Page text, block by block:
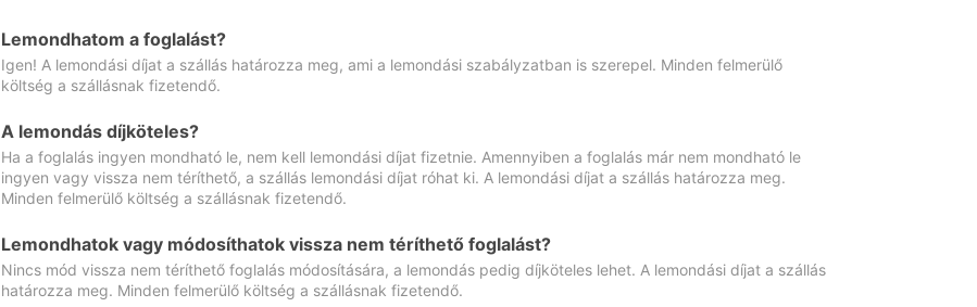
Lemondhatom a foglalást?
Igen! A lemondási díjat a szállás határozza meg, ami a lemondási szabályzatban is szerepel. Minden felmerülő
költség a szállásnak fizetendő.
A lemondás díjköteles?
Ha a foglalás ingyen mondható le, nem kell lemondási díjat fizetnie. Amennyiben a foglalás már nem mondható le
ingyen vagy vissza nem téríthető, a szállás lemondási díjat róhat ki. A lemondási díjat a szállás határozza meg.
Minden felmerülő költség a szállásnak fizetendő.
Lemondhatok vagy módosíthatok vissza nem téríthető foglalást?
Nincs mód vissza nem téríthető foglalás módosítására, a lemondás pedig díjköteles lehet. A lemondási díjat a szállás
határozza meg. Minden felmerülő költség a szállásnak fizetendő.